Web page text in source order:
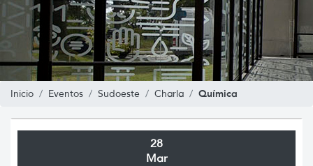
Inicio Eventos Sudoeste Charla Química
28
Mar